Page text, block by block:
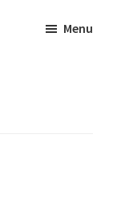
Menu